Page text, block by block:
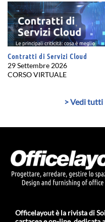
Contratti di Servizi Cloud
29 Settembre 2026
CORSO VIRTUALE
> Vedi tutti
Officelayout è la rivista di